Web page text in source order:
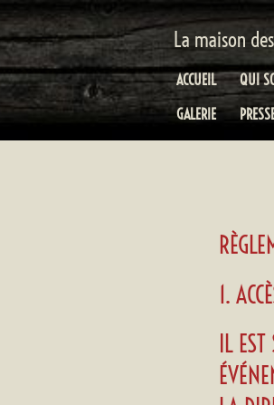
Passer
au
contenu
principal
La maison
ACCUEIL QUI
GALERIE
1.
IL